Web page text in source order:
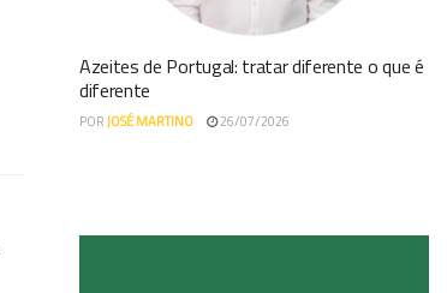
Azeites de Portugal: tratar diferente o que é
diferente
PORJOSÉ MARTINO 26/07/2026